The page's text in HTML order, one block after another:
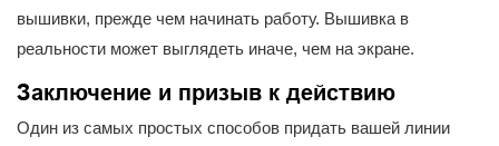
вышивки, прежде чем начинать работу. Вышивка в
реальности может выглядеть иначе, чем на экране.
Заключение и призыв к действию
Один из самых простых способов придать вашей линии